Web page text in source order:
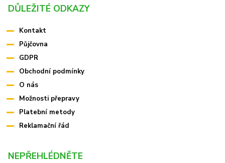
DŮLEŽITÉ ODKAZY
Kontakt
Půjčovna
GDPR
Obchodní podmínky
O nás
Možnosti přepravy
Platební metody
Reklamační řád
NEPŘEHLÉDNĚTE